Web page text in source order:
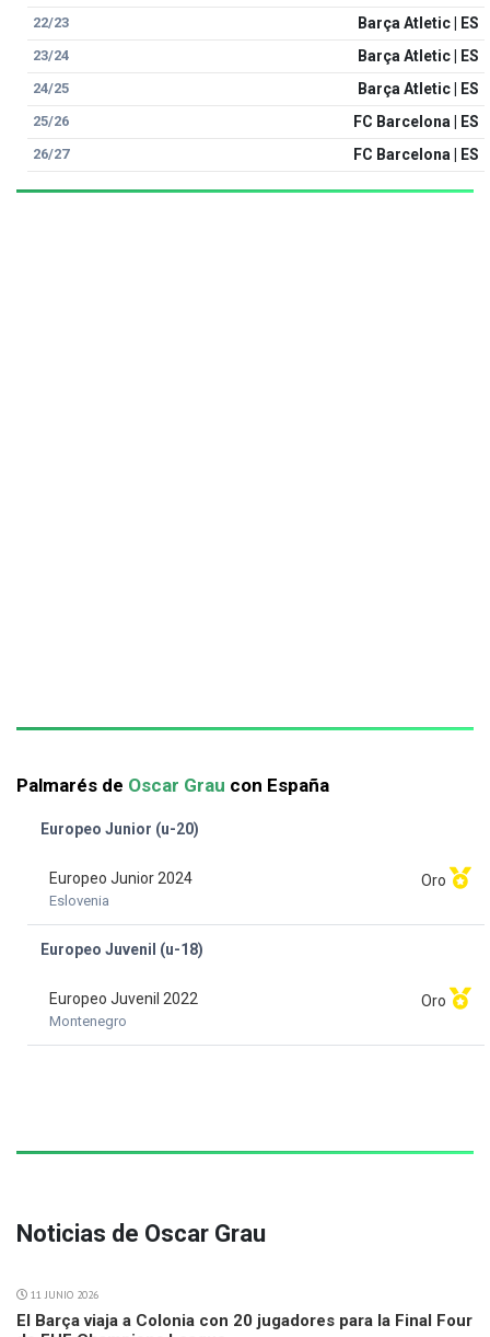
22/23 Barça Atletic | ES
23/24 Barça Atletic | ES
24/25 Barça Atletic | ES
25/26 FC Barcelona | ES
26/27 FC Barcelona | ES
Palmarés de Oscar Grau con España
Europeo Junior (u-20)
Europeo Junior 2024
Eslovenia
Oro
Europeo Juvenil (u-18)
Europeo Juvenil 2022
Montenegro
Oro
Noticias de Oscar Grau
11 JUNIO 2026
El Barça viaja a Colonia con 20 jugadores para la Final Four